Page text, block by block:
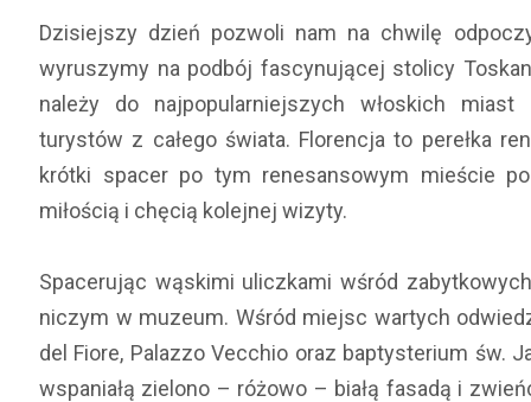
Dzisiejszy dzień pozwoli nam na chwilę
wyruszymy na podbój fascynującej stolicy
należy do najpopularniejszych włoskich
turystów z całego świata. Florencja to perełka
krótki spacer po tym renesansowym mieście
miłością i chęcią kolejnej wizyty.
Spacerując wąskimi uliczkami wśród
niczym w muzeum. Wśród miejsc wartych
del Fiore, Palazzo Vecchio oraz baptysterium św.
wspaniałą zielono – różowo – białą fasadą i